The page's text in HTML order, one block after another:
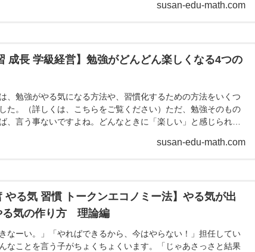
susan-edu-math.com
成長 学級経営】勉強がどんどん楽しくなる4つの
、勉強がやる気になる方法や、習慣化するための方法をいくつ
た。（詳しくは、こちらをご覧ください）ただ、勉強そのもの
、言う事ないですよね。どんなときに「楽しい」と感じられる
susan-edu-math.com
やる気 習慣 トークンエコノミー法】やる気が出
る気の作り方 理論編
きなーい。」「やればできるから、今はやらない！」担任してい
なことを言う子がちょくちょくいます。「じゃあさっさと結果